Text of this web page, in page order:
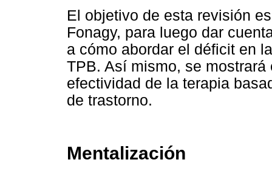
El objetivo de esta revisión
Fonagy, para luego dar
a cómo abordar el déficit en
TPB. Así mismo, se
efectividad de la terapia
de trastorno.
Mentalización